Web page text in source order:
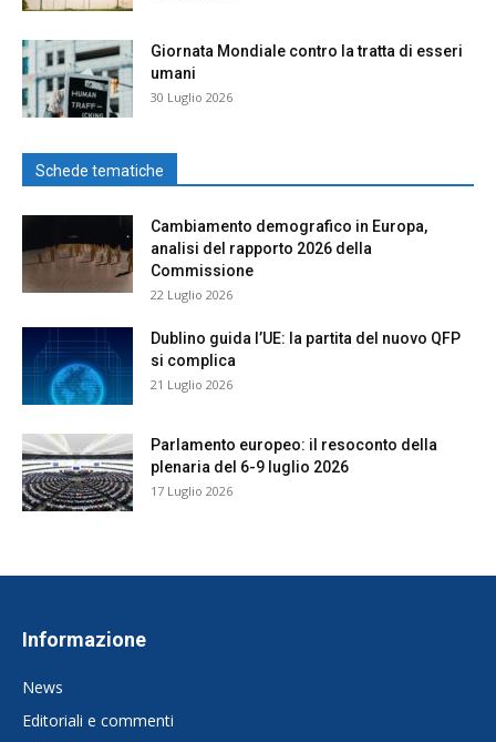
Giornata Mondiale contro la tratta di esseri
umani
30 Luglio 2026
Schede tematiche
Cambiamento demografico in Europa,
analisi del rapporto 2026 della
Commissione
22 Luglio 2026
Dublino guida l’UE: la partita del nuovo QFP
si complica
21 Luglio 2026
Parlamento europeo: il resoconto della
plenaria del 6-9 luglio 2026
17 Luglio 2026
Informazione
News
Editoriali e commenti